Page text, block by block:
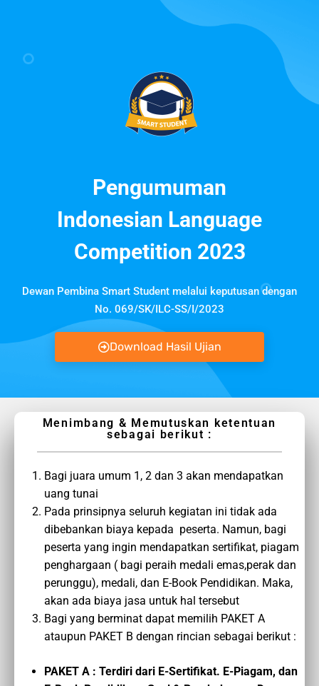
Pengumuman
Indonesian Language
Competition 2023
Dewan Pembina Smart Student melalui keputusan dengan
No. 069/SK/ILC-SS/I/2023
Download Hasil Ujian
Menimbang & Memutuskan ketentuan
sebagai berikut :
Bagi juara umum 1, 2 dan 3 akan mendapatkan
uang tunai
Pada prinsipnya seluruh kegiatan ini tidak ada
dibebankan biaya kepada peserta. Namun, bagi
peserta yang ingin mendapatkan sertifikat, piagam
penghargaan ( bagi peraih medali emas,perak dan
perunggu), medali, dan E-Book Pendidikan. Maka,
akan ada biaya jasa untuk hal tersebut
Bagi yang berminat dapat memilih PAKET A
ataupun PAKET B dengan rincian sebagai berikut :
PAKET A : Terdiri dari E-Sertifikat. E-Piagam, dan